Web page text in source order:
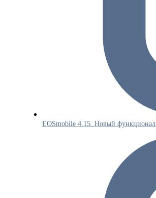
EOSmobile 4.15. Новый функционал.